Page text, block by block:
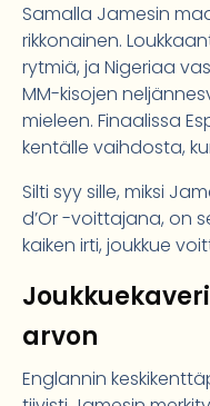
Samalla Jamesin
rikkonainen.
rytmiä, ja Nigeriaa
MM-kisojen
mieleen. Finaalissa
kentälle vaihdosta,
Silti syy sille, miksi
d’Or -voittajana, on
kaiken irti, joukkue
arvon
Englannin